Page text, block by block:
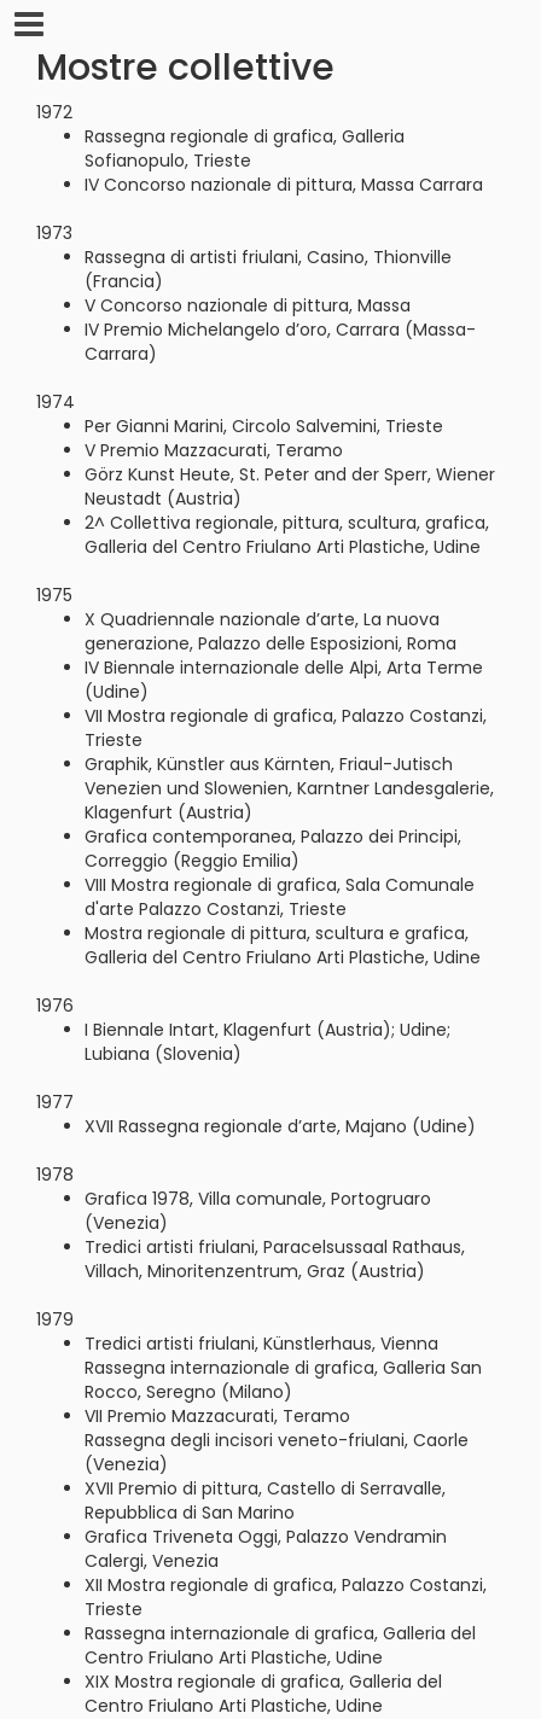
Mostre collettive
1972
Rassegna regionale di grafica, Galleria
Sofianopulo, Trieste
IV Concorso nazionale di pittura, Massa Carrara
1973
Rassegna di artisti friulani, Casino, Thionville
(Francia)
V Concorso nazionale di pittura, Massa
IV Premio Michelangelo d’oro, Carrara (Massa-
Carrara)
1974
Per Gianni Marini, Circolo Salvemini, Trieste
V Premio Mazzacurati, Teramo
Görz Kunst Heute, St. Peter and der Sperr, Wiener
Neustadt (Austria)
2^ Collettiva regionale, pittura, scultura, grafica,
Galleria del Centro Friulano Arti Plastiche, Udine
1975
X Quadriennale nazionale d’arte, La nuova
generazione, Palazzo delle Esposizioni, Roma
IV Biennale internazionale delle Alpi, Arta Terme
(Udine)
VII Mostra regionale di grafica, Palazzo Costanzi,
Trieste
Graphik, Künstler aus Kärnten, Friaul-Jutisch
Venezien und Slowenien, Karntner Landesgalerie,
Klagenfurt (Austria)
Grafica contemporanea, Palazzo dei Principi,
Correggio (Reggio Emilia)
VIII Mostra regionale di grafica, Sala Comunale
d'arte Palazzo Costanzi, Trieste
Mostra regionale di pittura, scultura e grafica,
Galleria del Centro Friulano Arti Plastiche, Udine
1976
I Biennale Intart, Klagenfurt (Austria); Udine;
Lubiana (Slovenia)
1977
XVII Rassegna regionale d’arte, Majano (Udine)
1978
Grafica 1978, Villa comunale, Portogruaro
(Venezia)
Tredici artisti friulani, Paracelsussaal Rathaus,
Villach, Minoritenzentrum, Graz (Austria)
1979
Tredici artisti friulani, Künstlerhaus, Vienna
Rassegna internazionale di grafica, Galleria San
Rocco, Seregno (Milano)
VII Premio Mazzacurati, Teramo
Rassegna degli incisori veneto-friuIani, Caorle
(Venezia)
XVII Premio di pittura, Castello di Serravalle,
Repubblica di San Marino
Grafica Triveneta Oggi, Palazzo Vendramin
Calergi, Venezia
XII Mostra regionale di grafica, Palazzo Costanzi,
Trieste
Rassegna internazionale di grafica, Galleria del
Centro Friulano Arti Plastiche, Udine
XIX Mostra regionale di grafica, Galleria del
Centro Friulano Arti Plastiche, Udine